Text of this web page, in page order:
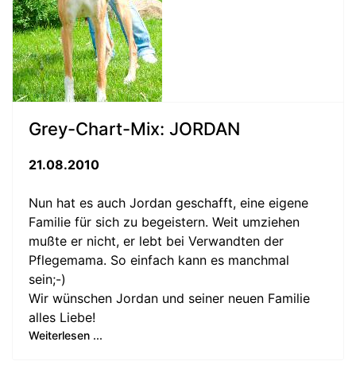
Grey-Chart-Mix: JORDAN
21.08.2010
Nun hat es auch Jordan geschafft, eine eigene
Familie für sich zu begeistern. Weit umziehen
mußte er nicht, er lebt bei Verwandten der
Pflegemama. So einfach kann es manchmal
sein;-)
Wir wünschen Jordan und seiner neuen Familie
alles Liebe!
Weiterlesen ...